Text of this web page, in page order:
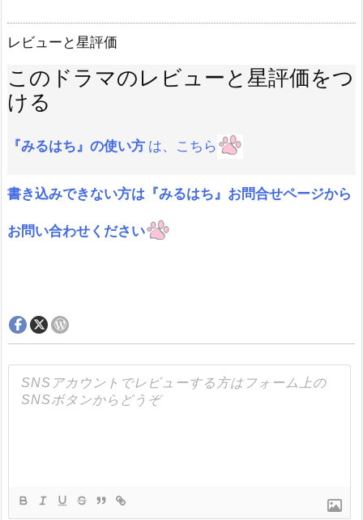
レビューと星評価
このドラマのレビューと星評価をつ
ける
『みるはち』の使い方 は、こちら
書き込みできない方は『みるはち』お問合せページから
お問い合わせください